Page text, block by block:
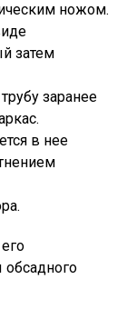
ножом.
затем
заранее
в нее